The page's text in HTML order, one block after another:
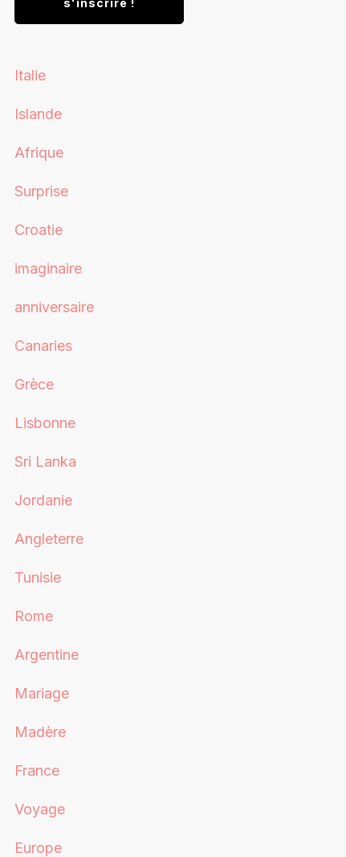
Italie
Islande
Afrique
Surprise
Croatie
imaginaire
anniversaire
Canaries
Grèce
Lisbonne
Sri Lanka
Jordanie
Angleterre
Tunisie
Rome
Argentine
Mariage
Madère
France
Voyage
Europe